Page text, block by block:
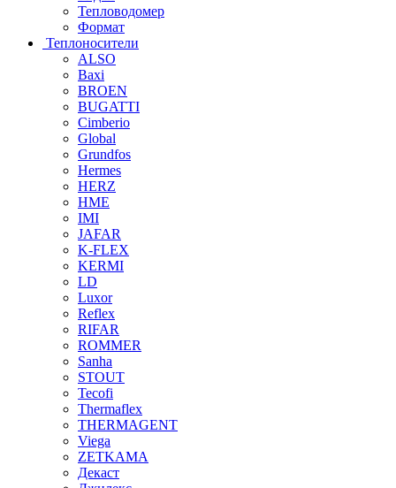
Тепловодомер
Формат
Теплоносители
ALSO
Baxi
BROEN
BUGATTI
Cimberio
Global
Grundfos
Hermes
HERZ
HME
IMI
JAFAR
K-FLEX
KERMI
LD
Luxor
Reflex
RIFAR
ROMMER
Sanha
STOUT
Tecofi
Thermaflex
THERMAGENT
Viega
ZETKAMA
Декаст